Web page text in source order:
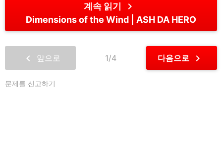
계속 읽기 chevron_right
Dimensions of the Wind ASH DA HERO
chevron_left 앞으로 1/4 다음으로 chevron_right
문제를 신고하기